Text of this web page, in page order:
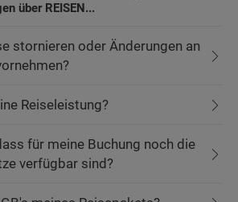
über REISEN...
stornieren oder Änderungen an
Reiseleistung?
für meine Buchung noch die
verfügbar sind?